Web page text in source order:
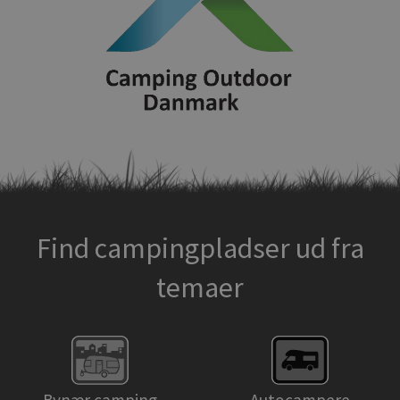
Find campingpladser ud fra
temaer